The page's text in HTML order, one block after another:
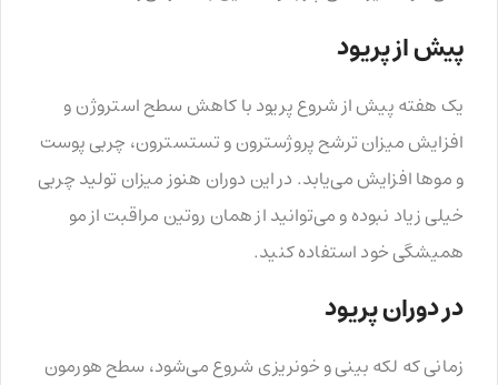
پیش از پریود
یک هفته پیش از شروع پریود با کاهش سطح استروژن و
افزایش میزان ترشح پروژسترون و تستسترون، چربی پوست
و موها افزایش می‌یابد. در این دوران هنوز میزان تولید چربی
خیلی زیاد نبوده و می‌توانید از همان روتین مراقبت از مو
همیشگی خود استفاده کنید.
در دوران پریود
زمانی که لکه بینی و خونریزی شروع می‌شود، سطح هورمون